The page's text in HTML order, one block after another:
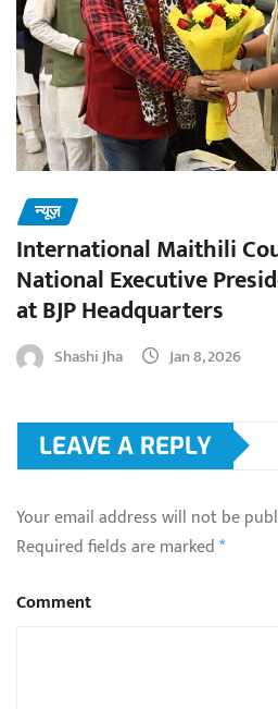
न्यूज़
International Maithili
National Executive
at BJP Headquarters
Shashi Jha Jan 8, 2026
LEAVE A REPLY
Your email address will not be
Required fields are marked*
Comment